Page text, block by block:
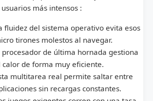
más intensos :
fluidez del sistema operativo evita esos
tirones molestos al navegar.
procesador de última hornada gestiona
calor de forma muy eficiente.
multitarea real permite saltar entre
sin recargas constantes.